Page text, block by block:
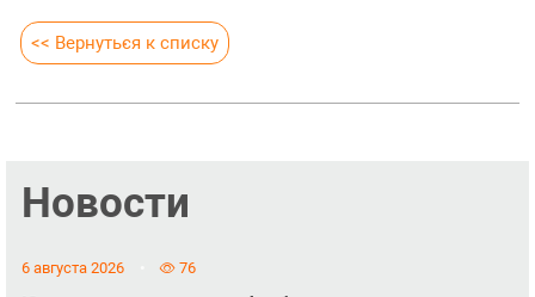
<< Вернуться к списку
Новости
6 августа 2026 76